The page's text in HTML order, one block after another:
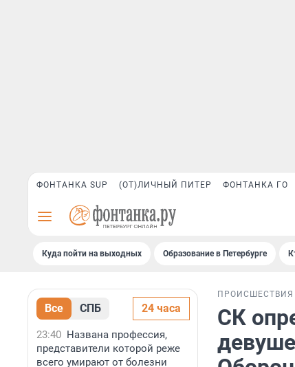
ФОНТАНКА SUP (ОТ)ЛИЧНЫЙ ПИТЕР ФОНТАНКА ГО
Куда пойти на выходных Образование в Петербурге
Все СПБ 24 часа
23:40 Названа профессия,
представители которой реже
всего умирают от болезни
ПРОИСШЕСТВИЯ
СК